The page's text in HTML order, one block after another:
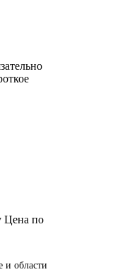
Цена по
и области